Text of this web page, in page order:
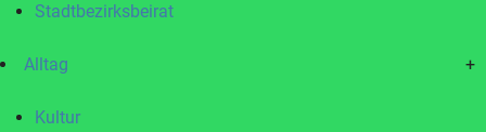
Stadtbezirksbeirat
Alltag +
Kultur